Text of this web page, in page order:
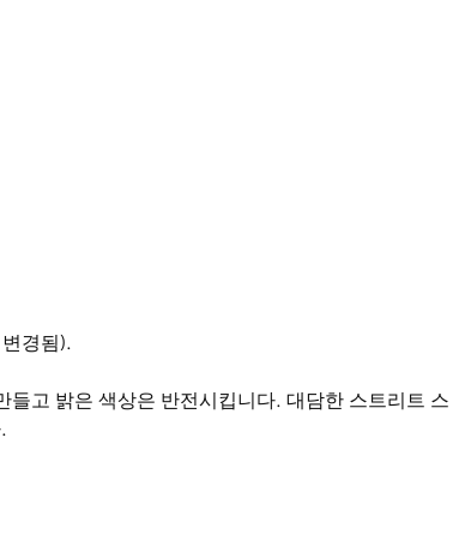
경됨).
들고 밝은 색상은 반전시킵니다. 대담한 스트리트 스